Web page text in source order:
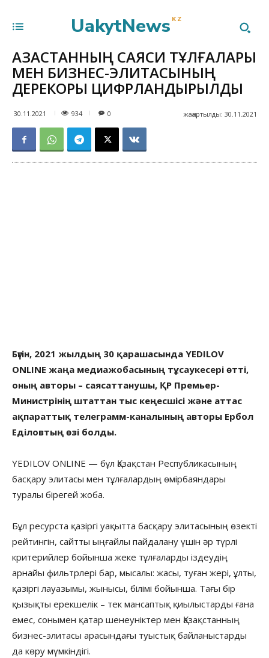
UakytNews KZ
ҚАЗАҚСТАННЫҢ САЯСИ ТҰЛҒАЛАРЫ
МЕН БИЗНЕС-ЭЛИТАСЫНЫҢ
ДЕРЕКҚОРЫ ЦИФРЛАНДЫРЫЛДЫ
30.11.2021 934 жаңартылды: 30.11.2021
0
Бүгін, 2021 жылдың 30 қарашасында YEDILOV
ONLINE жаңа медиажобасының тұсаукесері өтті,
оның авторы – саясаттанушы, ҚР Премьер-
Министрінің штаттан тыс кеңесшісі және аттас
ақпараттық телеграмм-каналының авторы Ербол
Еділовтың өзі болды.
YEDILOV ONLINE — бұл Қазақстан Республикасының
басқару элитасы мен тұлғалардың өмірбаяндары
туралы бірегей жоба.
Бұл ресурста қазіргі уақытта басқару элитасының өзекті
рейтингін, сайтты ыңғайлы пайдалану үшін әр түрлі
критерийлер бойынша жеке тұлғаларды іздеудің
арнайы фильтрлері бар, мысалы: жасы, туған жері, ұлты,
қазіргі лауазымы, жынысы, білімі бойынша. Тағы бір
қызықты ерекшелік – тек мансаптық қиылыстарды ғана
емес, сонымен қатар шенеуніктер мен Қазақстанның
бизнес-элитасы арасындағы туыстық байланыстарды
да көру мүмкіндігі.